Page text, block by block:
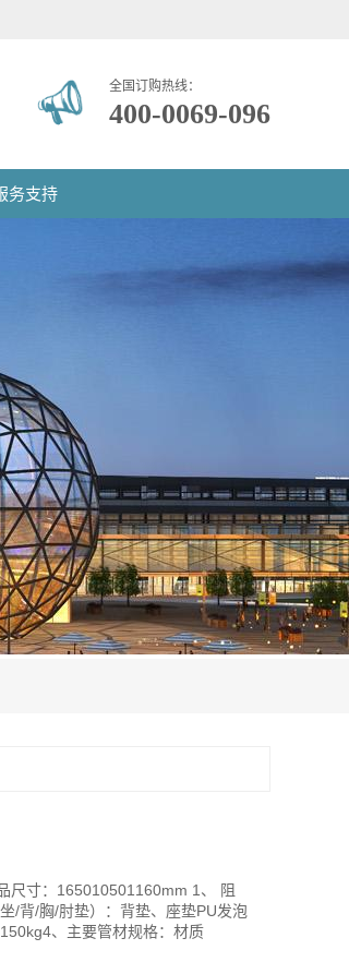
全国订购热线：
400-0069-096
务支持
尺寸：165010501160mm 1、 阻
/背/胸/肘垫）：背垫、座垫PU发泡
、主要管材规格：材质